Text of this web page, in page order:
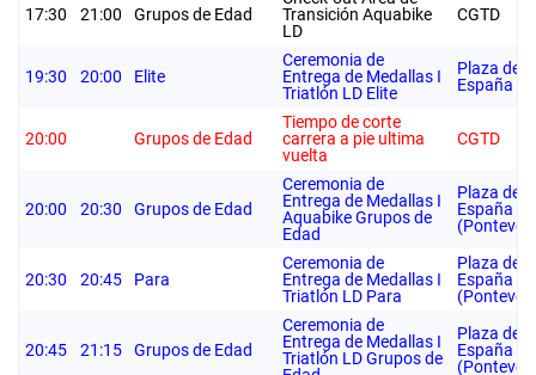
17:30 21:00 Grupos de Edad
Transición Aquabike
LD
CGTD
19:30 20:00 Elite
Ceremonia de
Entrega de Medallas I
Triatlón LD Elite
Plaza de
España
20:00 Grupos de Edad
Tiempo de corte
carrera a pie ultima
vuelta
CGTD
20:00 20:30 Grupos de Edad
Ceremonia de
Entrega de Medallas I
Aquabike Grupos de
Edad
Plaza de
España
20:30 20:45 Para
Ceremonia de
Entrega de Medallas I
Triatlón LD Para
Plaza de
España
20:45 21:15 Grupos de Edad
Ceremonia de
Entrega de Medallas I
Triatlón LD Grupos de
Plaza de
España